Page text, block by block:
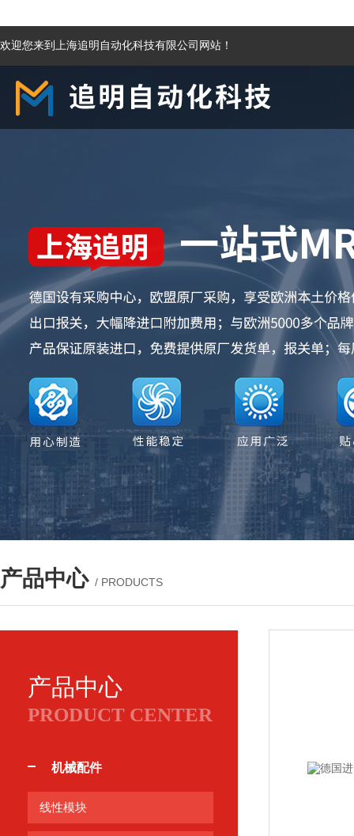
欢迎您来到上海追明自动化科技有限公司网站！
产品中心 / PRODUCTS
产品中心
PRODUCT CENTER
机械配件
线性模块